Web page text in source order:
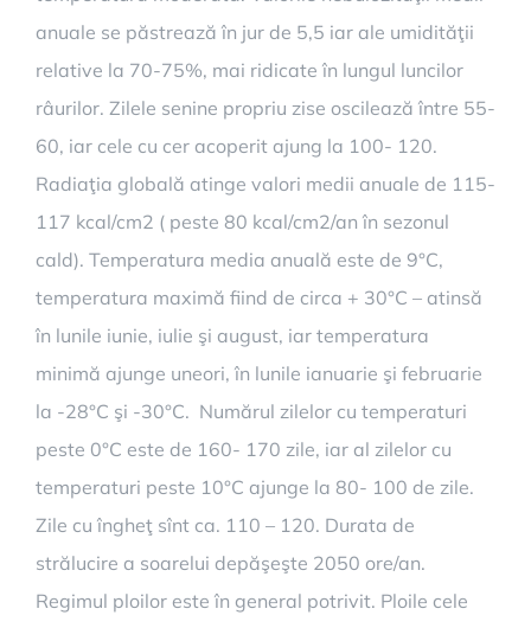
anuale se păstrează în jur de 5,5 iar ale umidităţii
relative la 70-75%, mai ridicate în lungul luncilor
râurilor. Zilele senine propriu zise oscilează între 55-
60, iar cele cu cer acoperit ajung la 100- 120.
Radiaţia globală atinge valori medii anuale de 115-
117 kcal/cm2 ( peste 80 kcal/cm2/an în sezonul
cald). Temperatura media anuală este de 9°C,
temperatura maximă fiind de circa + 30°C – atinsă
în lunile iunie, iulie şi august, iar temperatura
minimă ajunge uneori, în lunile ianuarie şi februarie
la -28°C şi -30°C. Numărul zilelor cu temperaturi
peste 0°C este de 160- 170 zile, iar al zilelor cu
temperaturi peste 10°C ajunge la 80- 100 de zile.
Zile cu îngheţ sînt ca. 110 – 120. Durata de
strălucire a soarelui depăşeşte 2050 ore/an.
Regimul ploilor este în general potrivit. Ploile cele